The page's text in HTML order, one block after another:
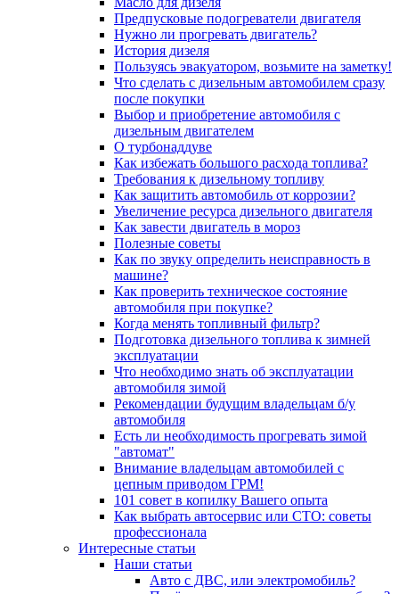
Предпусковые подогреватели двигателя
Нужно ли прогревать двигатель?
История дизеля
Пользуясь эвакуатором, возьмите на заметку!
Что сделать с дизельным автомобилем сразу
после покупки
Выбор и приобретение автомобиля с
дизельным двигателем
О турбонаддуве
Как избежать большого расхода топлива?
Требования к дизельному топливу
Как защитить автомобиль от коррозии?
Увеличение ресурса дизельного двигателя
Как завести двигатель в мороз
Полезные советы
Как по звуку определить неисправность в
машине?
Как проверить техническое состояние
автомобиля при покупке?
Когда менять топливный фильтр?
Подготовка дизельного топлива к зимней
эксплуатации
Что необходимо знать об эксплуатации
автомобиля зимой
Рекомендации будущим владельцам б/у
автомобиля
Есть ли необходимость прогревать зимой
"автомат"
Внимание владельцам автомобилей с
цепным приводом ГРМ!
101 совет в копилку Вашего опыта
Как выбрать автосервис или СТО: советы
профессионала
Интересные статьи
Наши статьи
Авто с ДВС, или электромобиль?